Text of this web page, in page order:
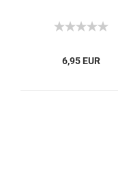
6,95 EUR